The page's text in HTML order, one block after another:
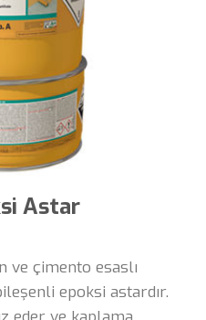
Astar
ve çimento esaslı
epoksi astardır.